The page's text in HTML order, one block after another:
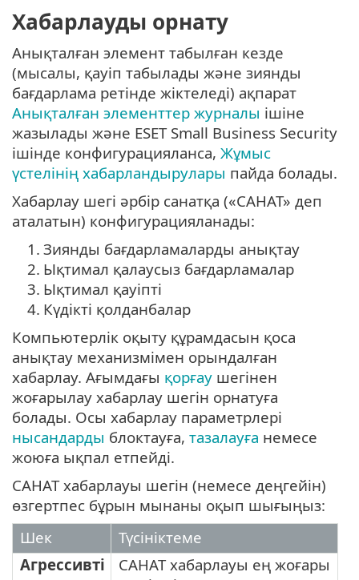
Хабарлауды орнату
Анықталған элемент табылған кезде
(мысалы, қауіп табылады және зиянды
бағдарлама ретінде жіктеледі) ақпарат
Анықталған элементтер журналы ішіне
жазылады және ESET Small Business Security
ішінде конфигурацияланса, Жұмыс
үстелінің хабарландырулары пайда болады.
Хабарлау шегі әрбір санатқа («САНАТ» деп
аталатын) конфигурацияланады:
1. Зиянды бағдарламаларды анықтау
2. Ықтимал қалаусыз бағдарламалар
3. Ықтимал қауіпті
4. Күдікті қолданбалар
Компьютерлік оқыту құрамдасын қоса
анықтау механизмімен орындалған
хабарлау. Ағымдағы қорғау шегінен
жоғарылау хабарлау шегін орнатуға
болады. Осы хабарлау параметрлері
нысандарды блоктауға, тазалауға немесе
жоюға ықпал етпейді.
САНАТ хабарлауы шегін (немесе деңгейін)
өзгертпес бұрын мынаны оқып шығыңыз:
Шек
Түсініктеме
Агрессивті
САНАТ хабарлауы ең жоғары